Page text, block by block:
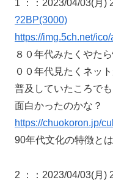
1 ：
：2023/04/03(月
?2BP(3000)
https://img.5ch.net/
８０年代みたくやた
００年代見たくネッ
普及していたころで
面白かったのかな？
https://chuokoron.jp/
90年代文化の特徴と
2 ： ：2023/04/03(月)